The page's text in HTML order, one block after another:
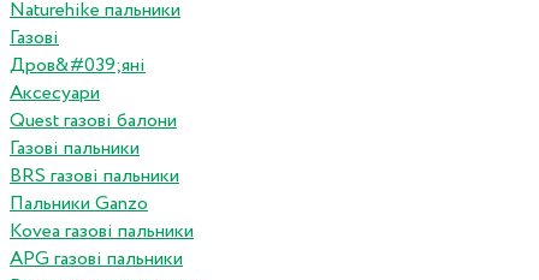
Naturehike пальники
Газові
Дров&#039;яні
Аксесуари
Quest газові балони
Газові пальники
BRS газові пальники
Пальники Ganzo
Kovea газові пальники
APG газові пальники